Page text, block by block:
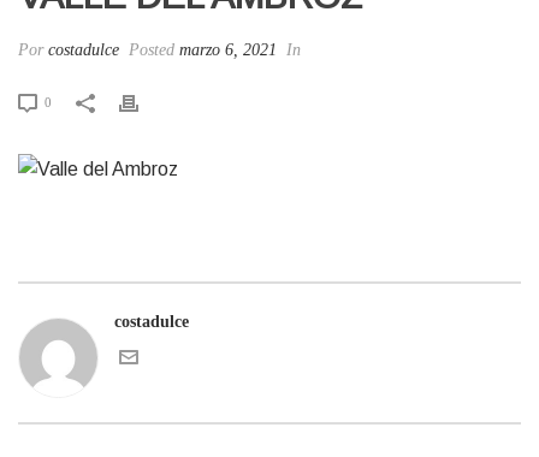
Por costadulce Posted marzo 6, 2021 In
0
costadulce